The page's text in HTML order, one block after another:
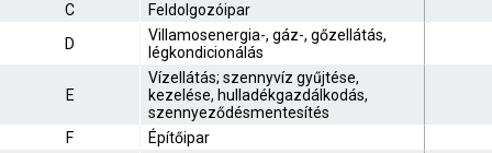
C
Feldolgozóipar
D
Villamosenergia-, gáz-, gőzellátás,
légkondicionálás
E
Vízellátás; szennyvíz gyűjtése,
kezelése, hulladékgazdálkodás,
szennyeződésmentesítés
F
Építőipar